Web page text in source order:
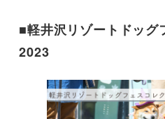
■軽井沢リゾートドッグ
2023